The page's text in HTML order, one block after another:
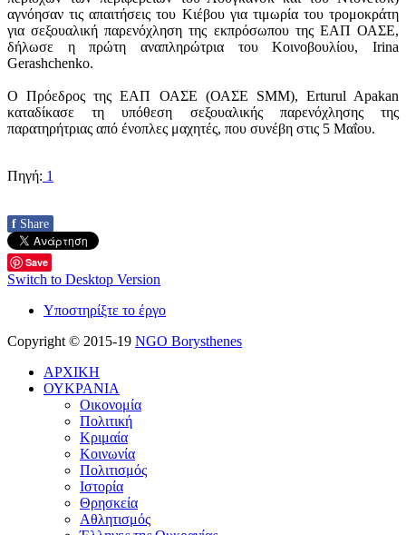
αγνόησαν τις απαιτήσεις του Κιέβου για τιμωρία του τρομοκράτη
για σεξουαλική παρενόχληση της εκπρόσωπου της ΕΑΠ ΟΑΣΕ,
δήλωσε η πρώτη αναπληρώτρια του Κοινοβουλίου, Irina
Gerashchenko.
Ο Πρόεδρος της ΕΑΠ ΟΑΣΕ (ΟΑΣΕ SMM), Erturul Apakan
καταδίκασε τη υπόθεση σεξουαλικής παρενόχλησης της
παρατηρήτριας από ένοπλες μαχητές, που συνέβη στις 5 Μαΐου.
Πηγή: 1
f Share
Save
Switch to Desktop Version
Υποστηρίξτε το έργο
Copyright © 2015-19 NGO Borysthenes
ΑΡΧΙΚΗ
ΟΥΚΡΑΝΙΑ
Οικονομία
Πολιτική
Κριμαία
Κοινωνία
Πολιτισμός
Ιστορία
Θρησκεία
Αθλητισμός